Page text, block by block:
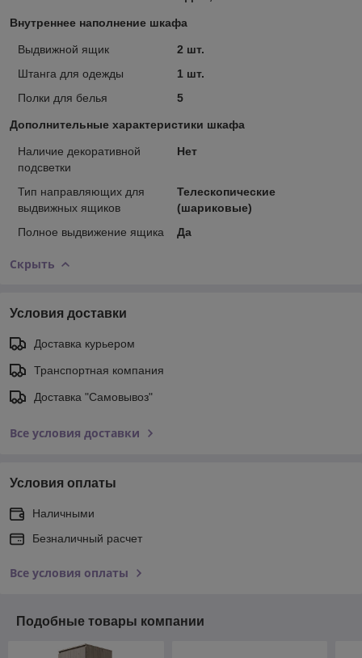
Внутреннее наполнение шкафа
Выдвижной ящик
2 шт.
Штанга для одежды
1 шт.
Полки для белья
5
Дополнительные характеристики шкафа
Наличие декоративной
подсветки
Нет
Тип направляющих для
выдвижных ящиков
Телескопические
(шариковые)
Полное выдвижение ящика
Да
Скрыть
Условия доставки
Доставка курьером
Транспортная компания
Доставка "Самовывоз"
Все условия доставки
Условия оплаты
Наличными
Безналичный расчет
Все условия оплаты
Подобные товары компании